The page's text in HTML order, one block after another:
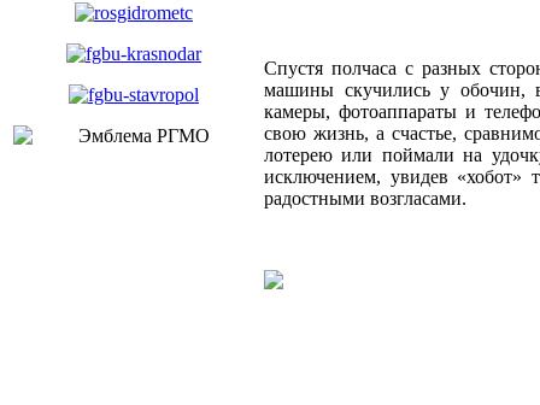
Спустя полчаса с разных
машины скучились у
камеры, фотоаппараты и
свою жизнь, а счастье,
лотерею или поймали на
исключением, увидев «хобот»
радостными возгласами.